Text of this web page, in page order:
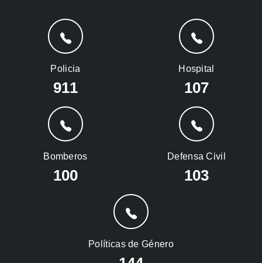
Policia
911
Hospital
107
Bomberos
100
Defensa Civil
103
Políticas de Género